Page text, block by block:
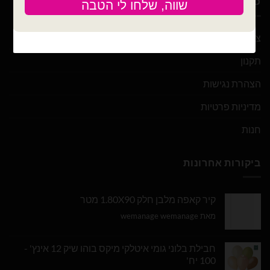
צור קשר
תקנון
הצהרת נגישות
מדיניות פרטיות
חנות
ביקורות אחרונות
קיר קאפה מלבן חלק 1.80X90 מטר
מאת wemanage wemanage
חבילת בלוני גומי איטלקי מיקס בוהו שיק 12 אינץ' -
100 יח'